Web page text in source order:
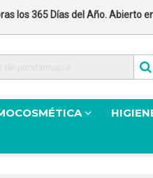
los 365 Días del Año. Abierto